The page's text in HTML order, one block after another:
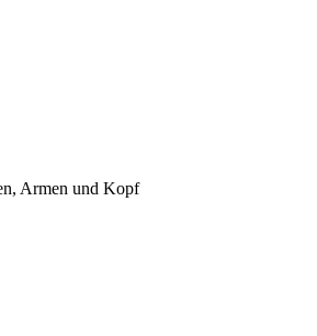
Armen und Kopf